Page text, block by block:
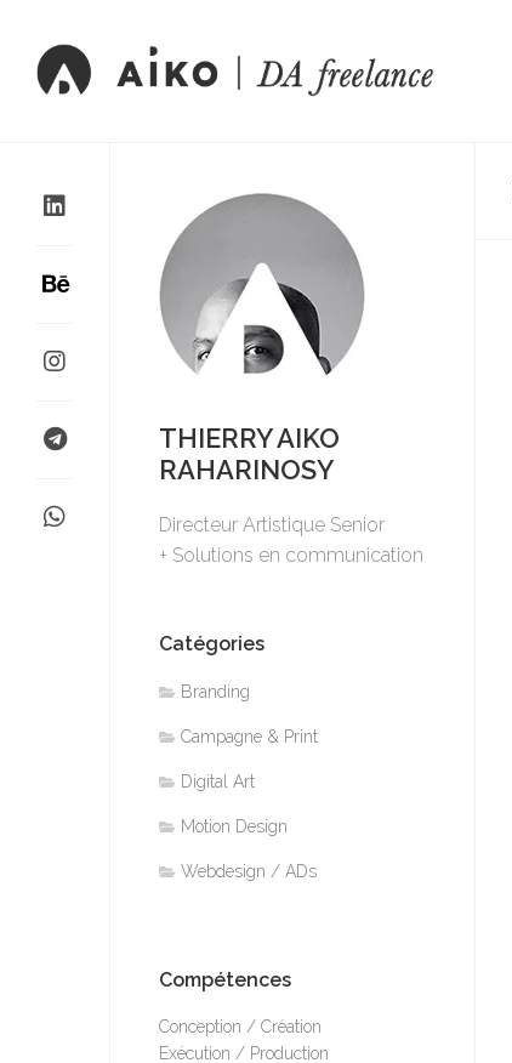
THIERRY AIKO
RAHARINOSY
Directeur Artistique Senior
+ Solutions en communication
Catégories
Branding
Campagne & Print
Digital Art
Motion Design
Webdesign / ADs
Compétences
Conception / Création
Exécution / Production